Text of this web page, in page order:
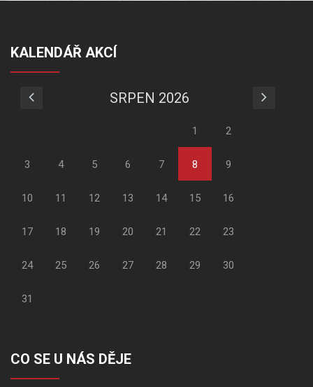
KALENDÁŘ AKCÍ
SRPEN 2026
1 2
3 4 5 6 7 8 9
10 11 12 13 14 15 16
17 18 19 20 21 22 23
24 25 26 27 28 29 30
31
CO SE U NÁS DĚJE